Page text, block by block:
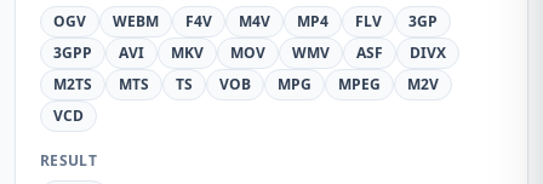
OGV
WEBM F4V M4V MP4 FLV
3GP
3GPP
AVI MKV MOV WMV ASF
DIVX
M2TS
MTS TS VOB MPG MPEG
M2V
VCD
RESULT